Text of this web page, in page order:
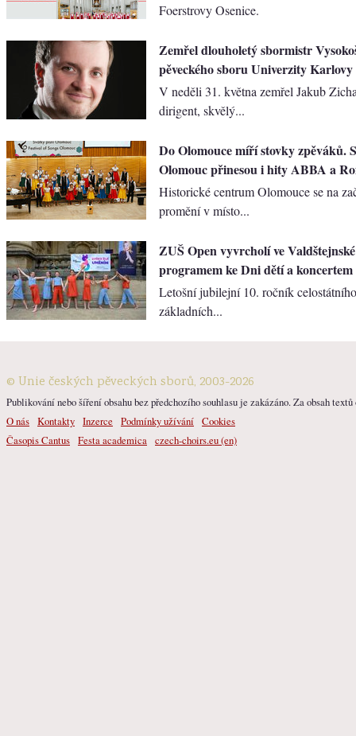
Foerstrovy Osenice.
Zemřel dlouholetý sbormistr
pěveckého sboru Univerzity Karlovy
V neděli 31. května zemřel Jakub
dirigent, skvělý...
Do Olomouce míří stovky zpěváků.
Olomouc přinesou i hity ABBA a
Historické centrum Olomouce se na
promění v místo...
ZUŠ Open vyvrcholí ve
programem ke Dni dětí a koncertem
Letošní jubilejní 10. ročník
základních...
© Unie českých pěveckých sborů, 2003-2026
Publikování nebo šíření obsahu bez předchozího souhlasu je zakázáno. Za obsah
O nás Kontakty Inzerce Podmínky užívání Cookies
Časopis Cantus Festa academica czech-choirs.eu (en)